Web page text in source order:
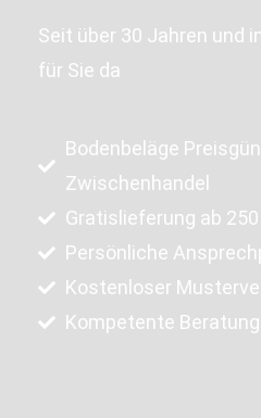
Seit über 30 Jahren und
für Sie da
Bodenbeläge
Zwischenhandel
Gratislieferung ab
Persönliche
Kostenloser
Kompetente Beratung